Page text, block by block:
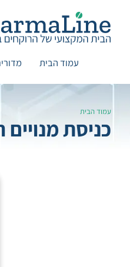
עמוד הבית
עמוד הבית
כניסת